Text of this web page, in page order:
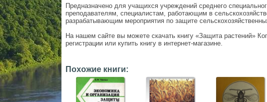
Предназначено для учащихся учреждений среднего
преподавателям, специалистам, работающим в
разрабатывающим мероприятия по защите
На нашем сайте вы можете скачать книгу «Защита растений»
регистрации или купить книгу в интернет-магазине.
Похожие книги: